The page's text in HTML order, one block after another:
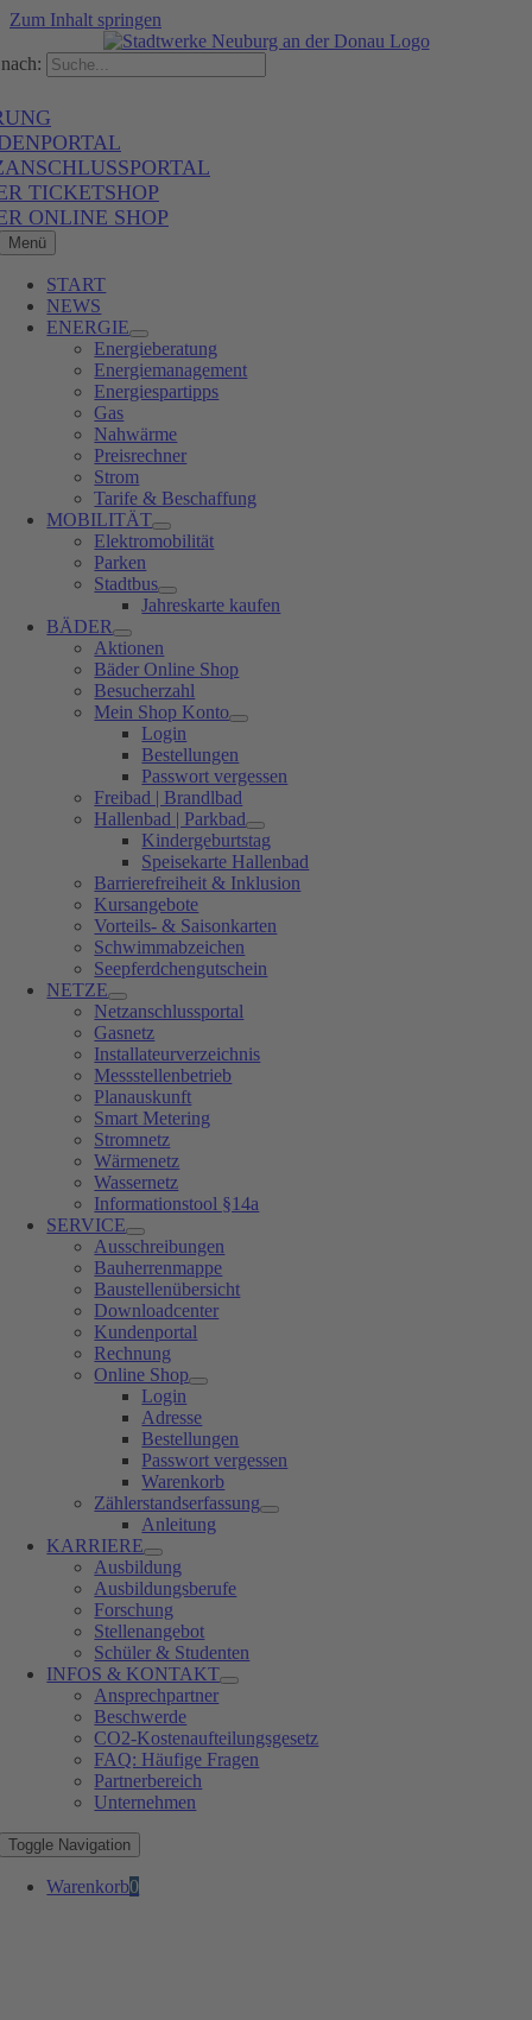
Zum Inhalt springen
TICKETSHOP
ONLINE SHOP
Menü
START
NEWS
ENERGIE
Energieberatung
Energiemanagement
Energiespartipps
Gas
Nahwärme
Preisrechner
Strom
Tarife & Beschaffung
MOBILITÄT
Elektromobilität
Parken
Stadtbus
Jahreskarte kaufen
BÄDER
Aktionen
Bäder Online Shop
Besucherzahl
Mein Shop Konto
Login
Bestellungen
Passwort vergessen
Freibad | Brandlbad
Hallenbad | Parkbad
Kindergeburtstag
Speisekarte Hallenbad
Barrierefreiheit & Inklusion
Kursangebote
Vorteils- & Saisonkarten
Schwimmabzeichen
Seepferdchengutschein
NETZE
Netzanschlussportal
Gasnetz
Installateurverzeichnis
Messstellenbetrieb
Planauskunft
Smart Metering
Stromnetz
Wärmenetz
Wassernetz
Informationstool §14a
SERVICE
Ausschreibungen
Bauherrenmappe
Baustellenübersicht
Downloadcenter
Kundenportal
Rechnung
Online Shop
Login
Adresse
Bestellungen
Passwort vergessen
Warenkorb
Zählerstandserfassung
Anleitung
KARRIERE
Ausbildung
Ausbildungsberufe
Forschung
Stellenangebot
Schüler & Studenten
INFOS & KONTAKT
Ansprechpartner
Beschwerde
CO2-Kostenaufteilungsgesetz
FAQ: Häufige Fragen
Partnerbereich
Unternehmen
Toggle Navigation
Warenkorb0